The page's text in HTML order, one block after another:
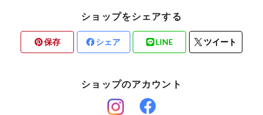
ショップをシェアする
保存 シェア LINE ツイート
ショップのアカウント